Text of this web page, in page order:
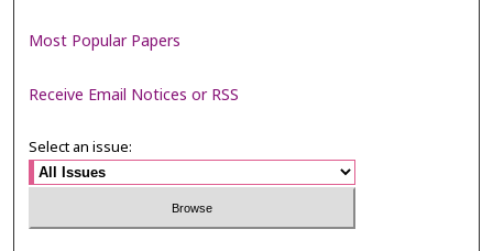
Most Popular Papers
Receive Email Notices or RSS
Select an issue: